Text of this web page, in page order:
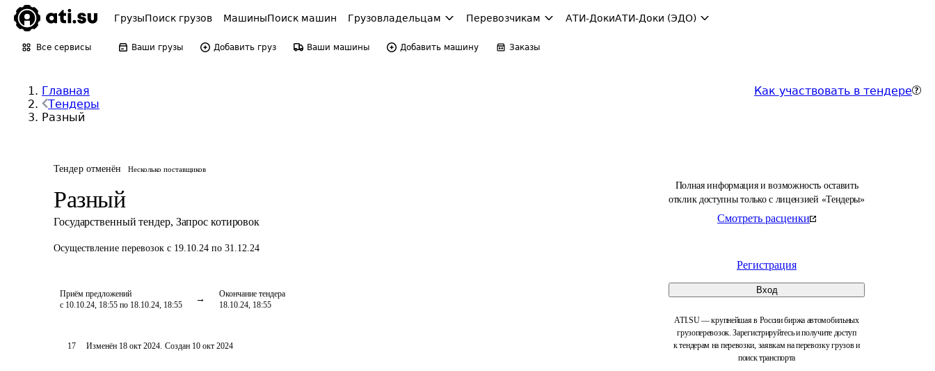
ГрузыПоиск грузов МашиныПоиск машин Грузовладельцам Перевозчикам АТИ-ДокиАТИ-Доки (ЭДО)
Все сервисы Ваши грузы Добавить груз Ваши машины Добавить машину Заказы
Главная
Тендеры
Разный
Как участвовать в тендере
Тендер отменён Несколько поставщиков
Разный
Государственный тендер, Запрос котировок
Осуществление перевозок с 19.10.24 по 31.12.24
Приём предложений
с 10.10.24, 18:55 по 18.10.24, 18:55
Окончание тендера
18.10.24, 18:55
Полная информация и возможность оставить
отклик доступны только с лицензией «Тендеры»
Смотреть расценки
Регистрация
Вход
ATI.SU — крупнейшая в России биржа автомобильных
грузоперевозок. Зарегистрируйтесь и получите доступ
к тендерам на перевозки, заявкам на перевозку грузов и
поиск транспорта
17 Изменён 18 окт 2024. Создан 10 окт 2024